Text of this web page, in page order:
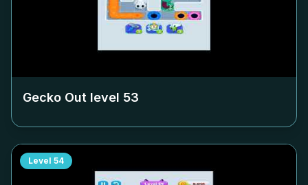
Gecko Out level 53
Level 54